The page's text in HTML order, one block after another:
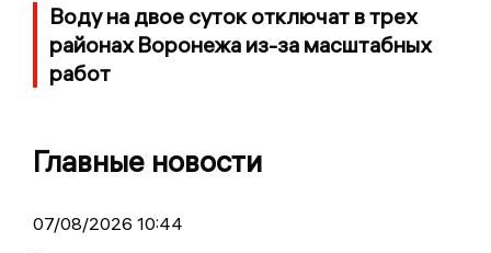
Воду на двое суток отключат в трех
районах Воронежа из-за масштабных
работ
Главные новости
07/08/2026 10:44